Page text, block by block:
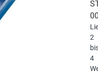
2
4